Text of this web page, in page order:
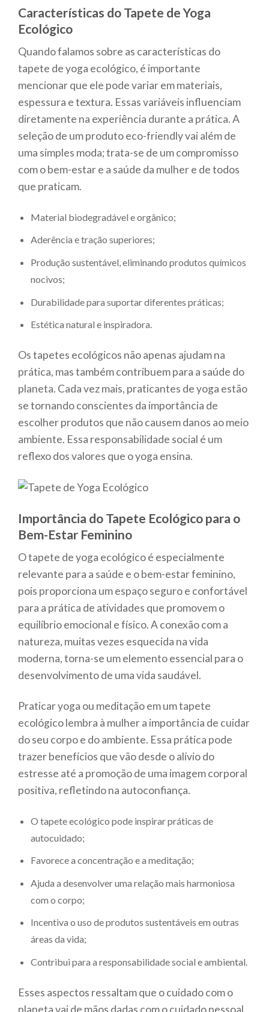
Características do Tapete de Yoga
Ecológico
Quando falamos sobre as características do
tapete de yoga ecológico, é importante
mencionar que ele pode variar em materiais,
espessura e textura. Essas variáveis influenciam
diretamente na experiência durante a prática. A
seleção de um produto eco-friendly vai além de
uma simples moda; trata-se de um compromisso
com o bem-estar e a saúde da mulher e de todos
que praticam.
Material biodegradável e orgânico;
Aderência e tração superiores;
Produção sustentável, eliminando produtos químicos
nocivos;
Durabilidade para suportar diferentes práticas;
Estética natural e inspiradora.
Os tapetes ecológicos não apenas ajudam na
prática, mas também contribuem para a saúde do
planeta. Cada vez mais, praticantes de yoga estão
se tornando conscientes da importância de
escolher produtos que não causem danos ao meio
ambiente. Essa responsabilidade social é um
reflexo dos valores que o yoga ensina.
Importância do Tapete Ecológico para o
Bem-Estar Feminino
O tapete de yoga ecológico é especialmente
relevante para a saúde e o bem-estar feminino,
pois proporciona um espaço seguro e confortável
para a prática de atividades que promovem o
equilíbrio emocional e físico. A conexão com a
natureza, muitas vezes esquecida na vida
moderna, torna-se um elemento essencial para o
desenvolvimento de uma vida saudável.
Praticar yoga ou meditação em um tapete
ecológico lembra à mulher a importância de cuidar
do seu corpo e do ambiente. Essa prática pode
trazer benefícios que vão desde o alívio do
estresse até a promoção de uma imagem corporal
positiva, refletindo na autoconfiança.
O tapete ecológico pode inspirar práticas de
autocuidado;
Favorece a concentração e a meditação;
Ajuda a desenvolver uma relação mais harmoniosa
com o corpo;
Incentiva o uso de produtos sustentáveis em outras
áreas da vida;
Contribui para a responsabilidade social e ambiental.
Esses aspectos ressaltam que o cuidado com o
planeta vai de mãos dadas com o cuidado pessoal.